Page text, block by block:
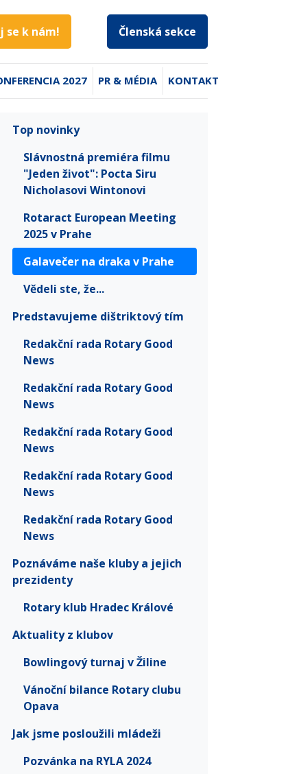
se k nám! Členská sekce
2027 PR & MÉDIA KONTAKT
Top novinky
Slávnostná premiéra filmu
"Jeden život": Pocta Siru
Nicholasovi Wintonovi
Rotaract European Meeting
2025 v Prahe
Galavečer na draka v Prahe
Vědeli ste, že...
Predstavujeme dištriktový tím
Redakční rada Rotary Good
News
Redakční rada Rotary Good
News
Redakční rada Rotary Good
News
Redakční rada Rotary Good
News
Redakční rada Rotary Good
News
Poznáváme naše kluby a jejich
prezidenty
Rotary klub Hradec Králové
Aktuality z klubov
Bowlingový turnaj v Žiline
Vánoční bilance Rotary clubu
Opava
Jak jsme posloužili mládeži
Pozvánka na RYLA 2024